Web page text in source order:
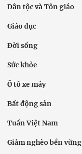
Dân tộc và Tôn giáo
Giáo dục
Đời sống
Sức khỏe
Ô tô xe máy
Bất động sản
Tuần Việt Nam
Giảm nghèo bền vững